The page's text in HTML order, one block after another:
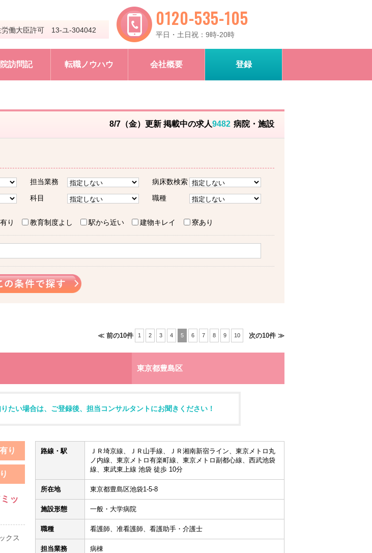
労働大臣許可 13-ユ-304042
0120-535-105
平日・土日祝：9時-20時
訪問記 転職ノウハウ 会社概要 登録
8/7（金）更新 掲載中の求人9482 病院・施設
担当業務
病床数検索
科目 職種
り 教育制度よし 駅から近い 建物キレイ 寮あり
≪ 前の10件 1 2 3 4 5 6 7 8 9 10 次の10件 ≫
東京都豊島区
たい場合は、ご登録後、担当コンサルタントにお聞きください！
り
ッ
クス
路線・駅
ＪＲ埼京線、ＪＲ山手線、ＪＲ湘南新宿ライン、東京メトロ丸
ノ内線、東京メトロ有楽町線、東京メトロ副都心線、西武池袋
線、東武東上線 池袋 徒歩 10分
所在地 東京都豊島区池袋1-5-8
施設形態 一般・大学病院
職種 看護師、准看護師、看護助手・介護士
担当業務 病棟